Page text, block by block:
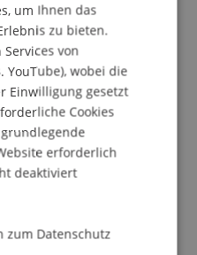
Schlag
um Ihnen das
zu bieten.
von
YouTube), wobei die
Einwilligung gesetzt
Cookies
erforderlich
deaktiviert
zum Datenschutz